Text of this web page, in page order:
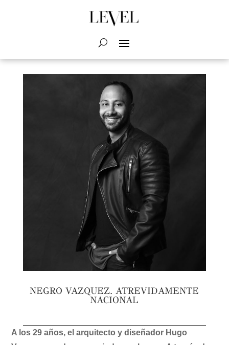
NEGRO VAZQUEZ. ATREVIDAMENTE
NACIONAL
A los 29 años, el arquitecto y diseñador Hugo